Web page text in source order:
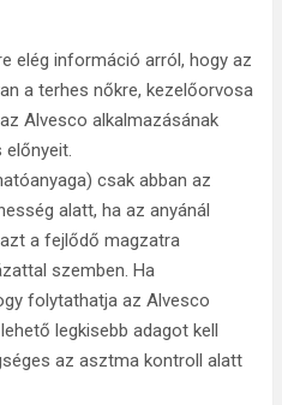
elég információ arról, hogy az
a terhes nőkre, kezelőorvosa
Alvesco alkalmazásának
csak abban az
alatt, ha az anyánál
a fejlődő magzatra
szemben. Ha
folytathatja az Alvesco
legkisebb adagot kell
az asztma kontroll alatt